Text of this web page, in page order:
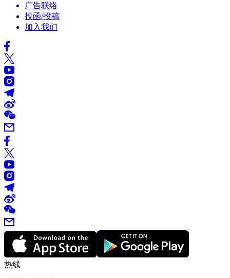
广告联络
投函/投稿
加入我们
热线